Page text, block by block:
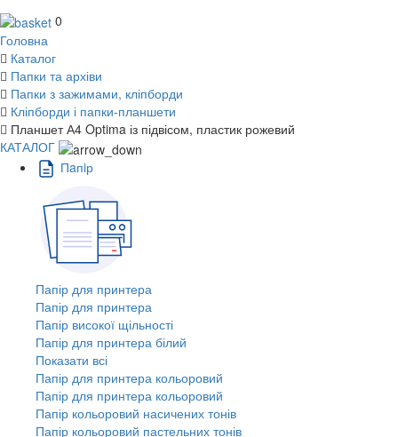
0
Головна
Каталог
Папки та архіви
Папки з зажимами, кліпборди
Кліпборди і папки-планшети
Планшет А4 Optima із підвісом, пластик рожевий
КАТАЛОГ
Пaпiр
Папір для принтера
Папір для принтера
Папір високої щільності
Папір для принтера білий
Показати всі
Папір для принтера кольоровий
Папір для принтера кольоровий
Папір кольоровий насичених тонів
Папір кольоровий пастельних тонів